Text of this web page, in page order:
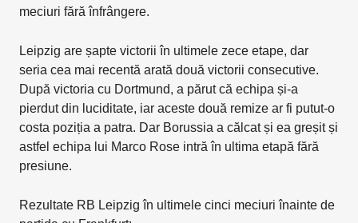
meciuri fără înfrângere.
Leipzig are șapte victorii în ultimele zece etape, dar
seria cea mai recentă arată două victorii consecutive.
După victoria cu Dortmund, a părut că echipa și-a
pierdut din luciditate, iar aceste două remize ar fi putut-o
costa poziția a patra. Dar Borussia a călcat și ea greșit și
astfel echipa lui Marco Rose intră în ultima etapă fără
presiune.
Rezultate RB Leipzig în ultimele cinci meciuri înainte de